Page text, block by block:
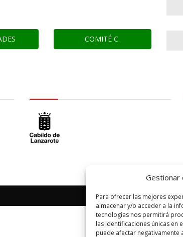
Gestionar
Para ofrecer las mejores
almacenar y/o acceder a la
tecnologías nos permitirá
las identificaciones únicas en
puede afectar negativamente
COMITÉ C.